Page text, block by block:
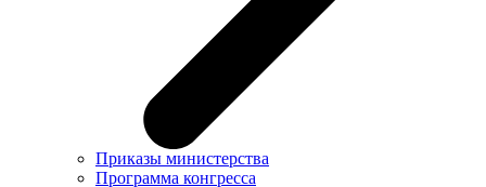
Приказы министерства
Программа конгресса